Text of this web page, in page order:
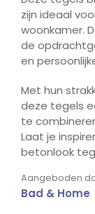
zijn ideaal
woonkamer.
de
en
Met hun
deze tegels
te
Laat je
betonlook
Aangeboden
Bad & Home